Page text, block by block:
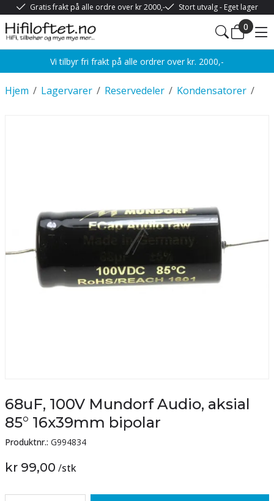
Gratis frakt på alle ordre over kr 2000,- Stort utvalg - Eget lager
0
Vi tilbyr fri frakt på alle ordrer over kr. 2000,-
/
Hjem /
Lagervarer /
Reservedeler /
Kondensatorer
68uF, 100V Mundorf Audio, aksial
85° 16x39mm bipolar
Produktnr.: G994834
kr 99,00 /stk